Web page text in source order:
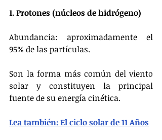
1. Protones (núcleos de hidrógeno)
Abundancia: aproximadamente el
95% de las partículas.
Son la forma más común del viento
solar y constituyen la principal
fuente de su energía cinética.
Lea también: El ciclo solar de 11 Años